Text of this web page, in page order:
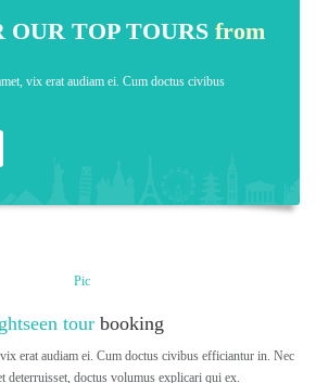
OUR TOP TOURS from
vix erat audiam ei. Cum doctus civibus
tour booking
erat audiam ei. Cum doctus civibus efficiantur in. Nec
deterruisset, doctus volumus explicari qui ex.